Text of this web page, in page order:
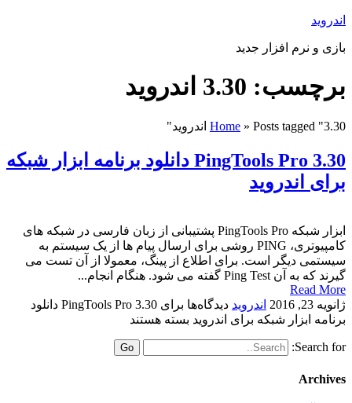
اندروید
بازی و نرم افزار جدید
برچسب: 3.30 اندروید
Home » Posts tagged "3.30 اندروید"
PingTools Pro 3.30 دانلود برنامه ابزار شبکه
برای اندروید
ابزار شبکه PingTools Pro پشتیبانی از زبان فارسی در شبکه های
کامپیوتری، PING روشی برای ارسال پیام ها از یک سیستم به
سیستمی دیگر است. برای اطلاع از پینگ، معمولا از آن تست می
گیرند که به آن Ping Test گفته می شود. هنگام انجام...
Read More
ژانویه 23, 2016
اندروید دیدگاه‌ها
برای PingTools Pro 3.30 دانلود
برنامه ابزار شبکه برای اندروید بسته هستند
Search for:
Archives